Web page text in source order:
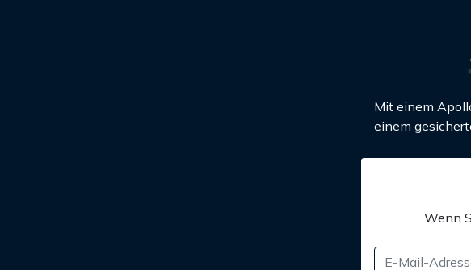
Mit einem
einem
Wenn